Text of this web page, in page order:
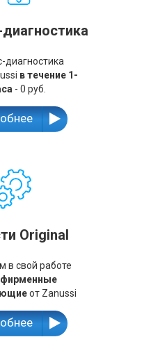
диагностика
в течение 1-
- 0 руб.
Original
в свой работе
фирменные
от Zanussi